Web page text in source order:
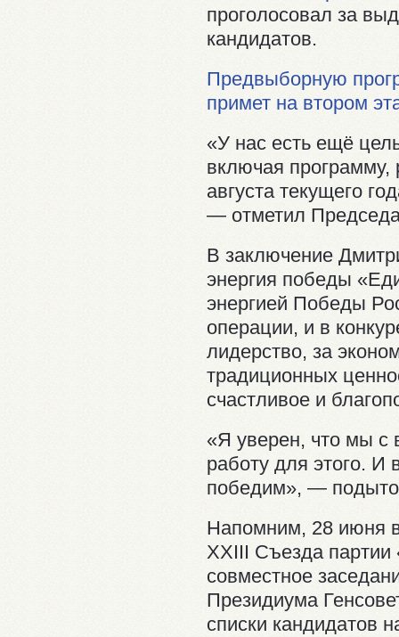
проголосовал за
кандидатов.
Предвыборную
примет на втором
«У нас есть ещё
включая
августа текущего
— отметил
В заключение
энергия победы
энергией Победы
операции, и в
лидерство, за
традиционных
счастливое и
«Я уверен, что мы с
работу для этого. И
победим», —
Напомним, 28 июня
XXIII Съезда партии
совместное
Президиума
списки кандидатов